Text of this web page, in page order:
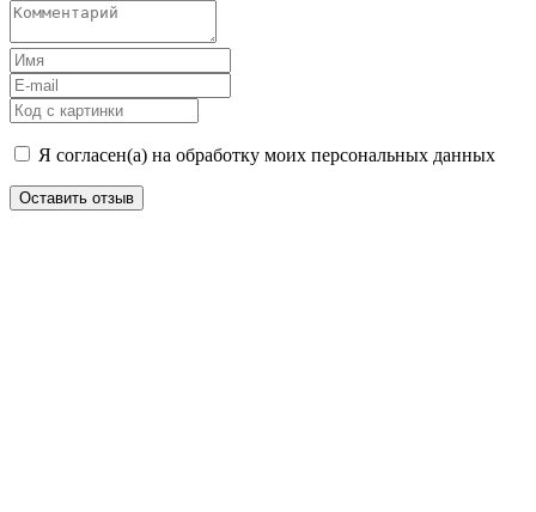
Я согласен(а) на обработку моих персональных данных
Оставить отзыв